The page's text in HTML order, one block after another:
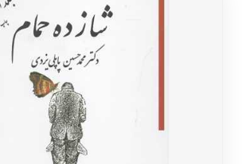
ادبیات ایتالیا
ادبیات آمریکای لاتین
ادبیات آلمان
ادبیات ترکیه
ادبیات آسیا